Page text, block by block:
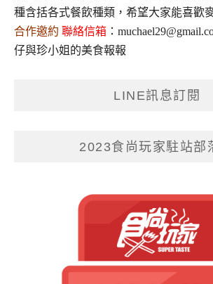
種含括各式餐飲種類，希望大家能喜歡
合作邀約 聯絡信箱 ：
仔與珍小姐的美食報報
LINE訊息訂閱
2023食尚玩家駐站部